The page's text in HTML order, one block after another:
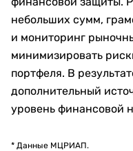
небольших сумм,
и мониторинг
минимизировать
портфеля. В
дополнительный
уровень финансовой
* Данные МЦРИАП.